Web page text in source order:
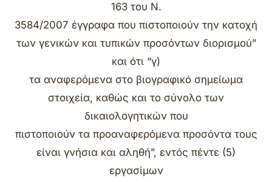
163 του Ν.
3584/2007 έγγραφα που πιστοποιούν την κατοχή
των γενικών και τυπικών προσόντων διορισμού”
και ότι “γ)
τα αναφερόμενα στο βιογραφικό σημείωμα
στοιχεία, καθώς και το σύνολο των
δικαιολογητικών που
πιστοποιούν τα προαναφερόμενα προσόντα τους
είναι γνήσια και αληθή”, εντός πέντε (5)
εργασίμων